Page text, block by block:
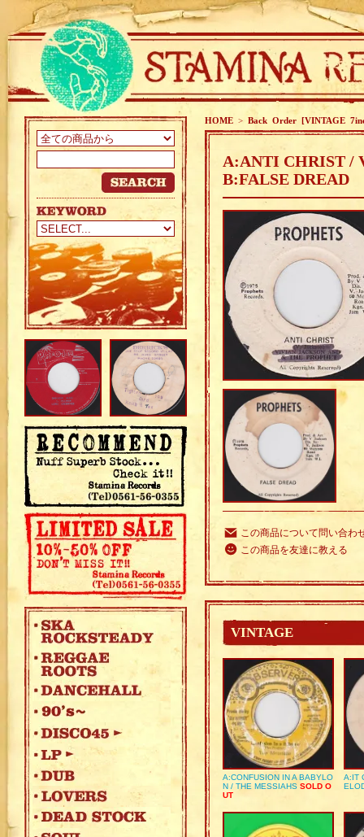
HOME > Back Order [VINTAGE
A:ANTI CHRIST /
B:FALSE DREAD
この商品について問い合わ
この商品を友達に教える
VINTAGE
A:CONFUSION IN A BABYLO
N / THE MESSIAHS SOLD O
UT
A:IT